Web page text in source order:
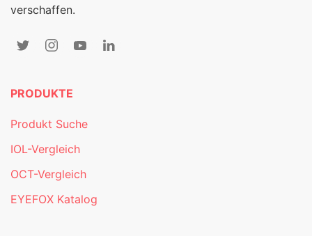
verschaffen.
PRODUKTE
Produkt Suche
IOL-Vergleich
OCT-Vergleich
EYEFOX Katalog